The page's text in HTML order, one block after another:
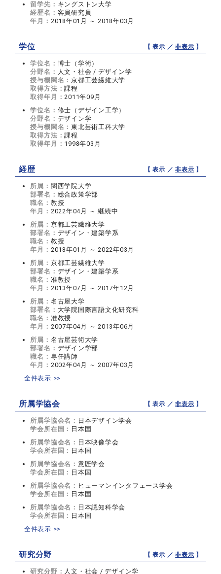
留学先： キングストン大学
経歴名： 客員研究員
年月： 2018年01月 ～ 2018年03月
学位 【 表示 ／非表示 】
学位名： 博士（学術）
分野名： 人文・社会 / デザイン学
授与機関名：京都工芸繊維大学
取得方法：課程
取得年月：2011年09月
学位名： 修士（デザイン工学）
分野名： デザイン学
授与機関名：東北芸術工科大学
取得方法：課程
取得年月： 1998年03月
経歴 【 表示 ／非表示 】
所属： 関西学院大学
部署名： 総合政策学部
職名： 教授
年月： 2022年04月 ～ 継続中
所属： 京都工芸繊維大学
部署名： デザイン・建築学系
職名： 教授
年月： 2018年01月 ～ 2022年03月
所属： 京都工芸繊維大学
部署名： デザイン・建築学系
職名： 准教授
年月： 2013年07月 ～ 2017年12月
所属： 名古屋大学
部署名： 大学院国際言語文化研究科
職名： 准教授
年月： 2007年04月 ～ 2013年06月
所属： 名古屋芸術大学
部署名： デザイン学部
職名： 専任講師
年月： 2002年04月 ～ 2007年03月
全件表示 >>
所属学協会 【 表示 ／非表示 】
所属学協会名： 日本デザイン学会
学会所在国： 日本国
所属学協会名： 日本映像学会
学会所在国： 日本国
所属学協会名： 意匠学会
学会所在国： 日本国
所属学協会名： ヒューマンインタフェース学会
学会所在国： 日本国
所属学協会名： 日本認知科学会
学会所在国： 日本国
全件表示 >>
研究分野 【 表示 ／非表示 】
研究分野： 人文・社会 / デザイン学